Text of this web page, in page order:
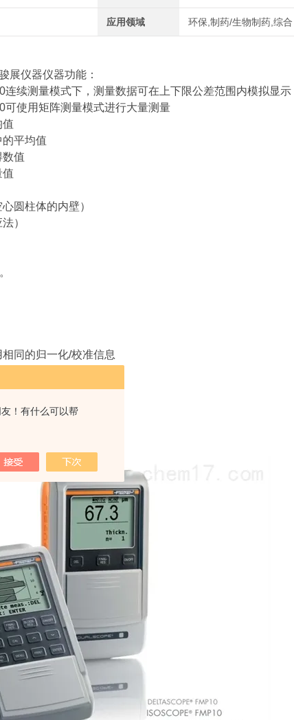
！有什么可以帮
应用领域 环保,制药/生物制药,综合
展仪器仪器功能：
续测量模式下，测量数据可在上下限公差范围内模拟显示
可使用矩阵测量模式进行大量测量
值
平均值
数值
值
圆柱体的内壁）
）
同的归一化/校准信息
选件：mp-name软件）
音警告